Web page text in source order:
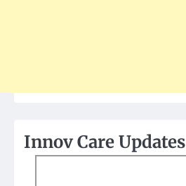
Innov Care Updates